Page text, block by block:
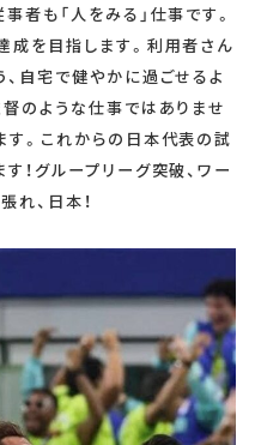
者も「人をみる」仕事です。
成を目指します。利用者さん
自宅で健やかに過ごせるよ
のような仕事ではありませ
す。これからの日本代表の試
！グループリーグ突破、ワー
れ、日本！